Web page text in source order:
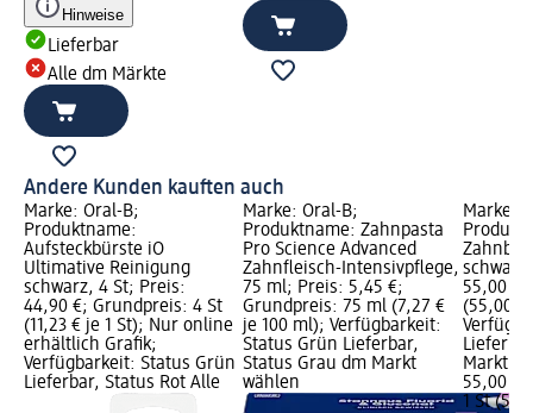
Hinweise
Lieferbar
Alle dm Märkte
Andere Kunden kauften auch
Marke: Oral-B;
Produktname:
Aufsteckbürste iO
Ultimative Reinigung
schwarz, 4 St; Preis:
44,90 €; Grundpreis: 4 St
(11,23 € je 1 St); Nur online
erhältlich Grafik;
Verfügbarkeit: Status Grün
Lieferbar, Status Rot Alle
Marke: Oral-B;
Produktname: Zahnpasta
Pro Science Advanced
Zahnfleisch-Intensivpflege,
75 ml; Preis: 5,45 €;
Grundpreis: 75 ml (7,27 €
je 100 ml); Verfügbarkeit:
Status Grün Lieferbar,
Status Grau dm Markt
wählen
Marke:
55,00 €;
(55,00 €
Markt
55,00 €
1 St